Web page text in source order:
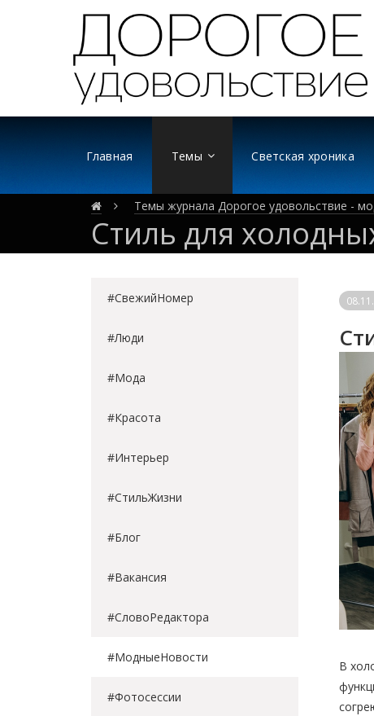
Главная Темы Светская хроника
Темы журнала Дорогое удовольствие -
Стиль для
#СвежийНомер
#Люди
#Мода
#Красота
#Интерьер
#СтильЖизни
#Блог
#Вакансия
#СловоРедактора
#МодныеНовости
#Фотосессии
В